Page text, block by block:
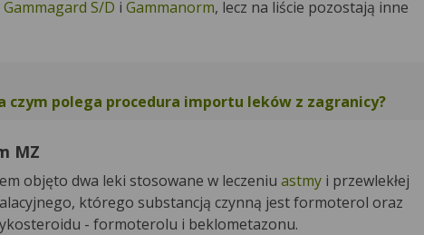
Gammagard S/D i Gammanorm, lecz na liście pozostają inne
polega procedura importu leków z zagranicy?
MZ
objęto dwa leki stosowane w leczeniu astmy i przewlekłej
którego substancją czynną jest formoterol oraz
- formoterolu i beklometazonu.